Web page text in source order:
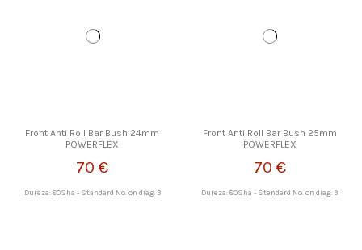
Front Anti Roll Bar Bush 24mm
POWERFLEX
70 €
Dureza: 80Sha - Standard No. on diag: 3
Front Anti Roll Bar Bush 25mm
POWERFLEX
70 €
Dureza: 80Sha - Standard No. on diag: 3